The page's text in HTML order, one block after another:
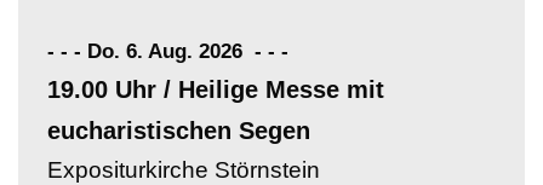
- - - Do. 6. Aug. 2026 - - -
19.00 Uhr / Heilige Messe mit
eucharistischen Segen
Expositurkirche Störnstein